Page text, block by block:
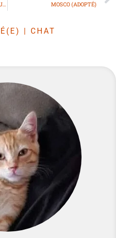
UHU (ADOPTÉ avec son frère RUBSON) MOSCO (ADOPTÉ)
| CHAT